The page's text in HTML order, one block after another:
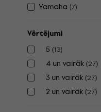
Yamaha (7)
Vērtējumi
5 (13)
4 un vairāk (27)
3 un vairāk (27)
2 un vairāk (27)